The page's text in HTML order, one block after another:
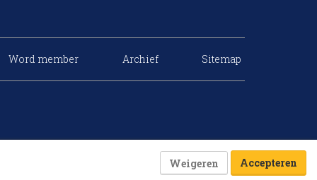
Word member Archief Sitemap
Weigeren Accepteren